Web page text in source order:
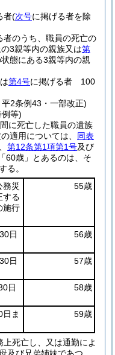
者(次号に掲げる者を除
者のうち、職員の死亡の
3親等内の親族又は第
態にある3親等内の親
第4号に掲げる者 100
2条例43・一部改正)
等)
に死亡した職員の遺族
適用については、 同表
第12条第1項第1号及び
60歳」とあるのは、そ
る。
務災
する
施行
55歳
日
56歳
日
57歳
日
58歳
ま
59歳
死亡し、又は通勤によ